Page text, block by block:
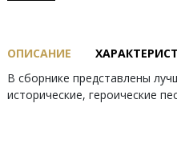
ОПИСАНИЕ
В сборнике представлены
исторические, героические